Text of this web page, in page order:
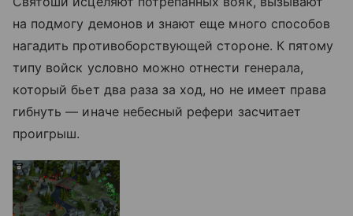
на подмогу демонов и знают еще много способов
нагадить противоборствующей стороне. К пятому
типу войск условно можно отнести генерала,
который бьет два раза за ход, но не имеет права
гибнуть — иначе небесный рефери засчитает
проигрыш.